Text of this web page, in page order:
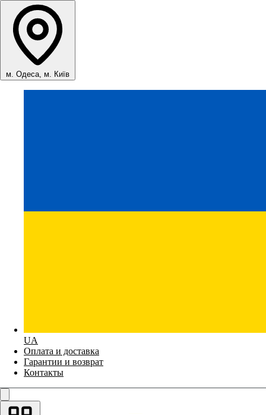
м. Одеса, м. Київ
UA
Оплата и доставка
Гарантии и возврат
Контакты